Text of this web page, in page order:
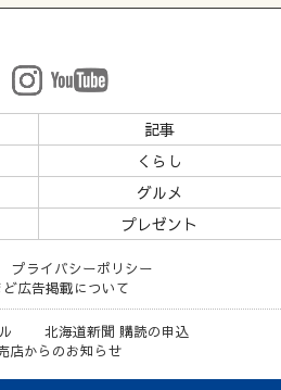
記事
くらし
グルメ
プレゼント
プライバシーポリシー
広告掲載について
北海道新聞 購読の申込
店からのお知らせ